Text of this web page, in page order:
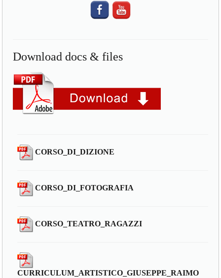
Download docs & files
CORSO_DI_DIZIONE
CORSO_DI_FOTOGRAFIA
CORSO_TEATRO_RAGAZZI
CURRICULUM_ARTISTICO_GIUSEPPE_RAIMO